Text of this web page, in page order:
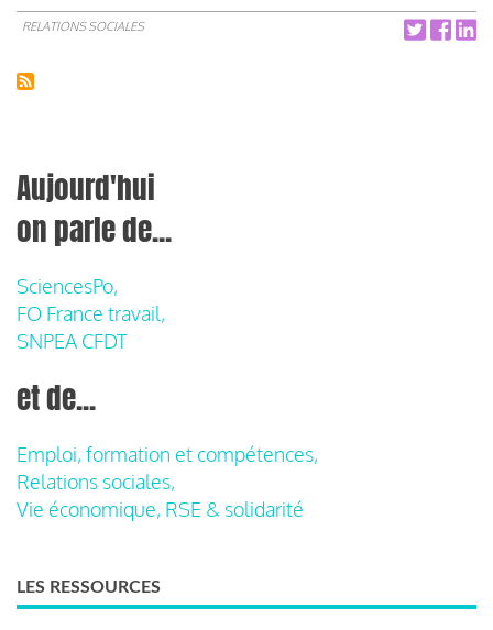
RELATIONS SOCIALES
Aujourd'hui
on parle de...
SciencesPo,
FO France travail,
SNPEA CFDT
et de...
Emploi, formation et compétences,
Relations sociales,
Vie économique, RSE & solidarité
LES RESSOURCES